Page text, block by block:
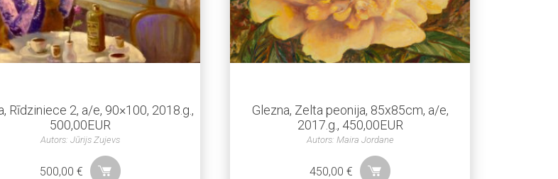
Rīdziniece 2, a/e, 90×100, 2018.g.,
500,00EUR
Autors: Jūrijs Zujevs
500,00€
Glezna, Zelta peonija, 85x85cm, a/e,
2017.g., 450,00EUR
Autors: Maira Jordane
450,00€